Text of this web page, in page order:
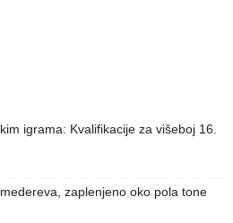
igrama: Kvalifikacije za višeboj 16.
zaplenjeno oko pola tone